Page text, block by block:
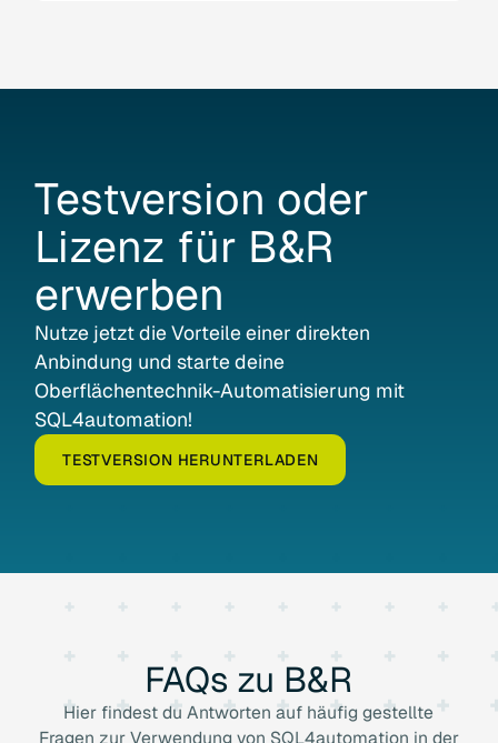
Testversion oder
Lizenz für B&R
erwerben
Nutze jetzt die Vorteile einer direkten
Anbindung und starte deine
Oberflächentechnik-Automatisierung mit
SQL4automation!
TESTVERSION HERUNTERLADEN
FAQs zu B&R
Hier findest du Antworten auf häufig gestellte